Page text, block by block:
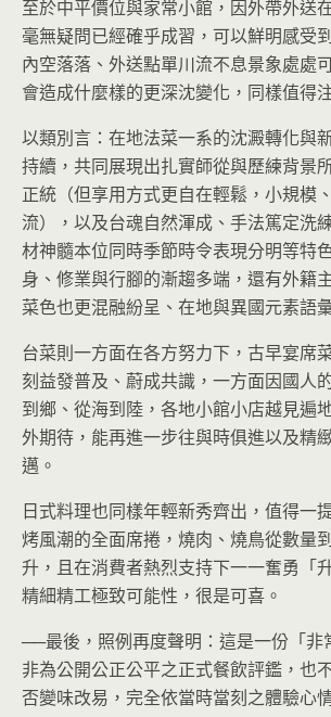
至於中平價位與家常小館，因外帶外送
毫無疑問已經確乎成習，可以鮮明感受
內空落落、外送點單川流不息景象處處
會造成什麼樣的更深沈變化，同樣值得
以類別言：在地法菜一系的沈澱轉化與
持續，共同展現出扎實師從與歷練背景
正統（但享用方式更自在輕鬆，小規模
流），以及台魂自然渾成、手法篤定洗
材神髓本位同時季節時令表現分明等特
身、修業與行腳的漸趨多端，還有外籍
菜色也更混融紛呈、在地與異國元素語
台菜則一方面在各方努力下，古早宴席
刻益發普及、蔚成共識，一方面因國人
到鄉、從海到陸，各地小館小店越見遍
外期待，能再進一步往與時俱進以及精
邁。
日式料理也同樣年輕新秀齊出，值得一
烤風潮的全面席捲，燒肉、燒鳥從數量
升，且在消費者熱烈支持下一一奮勇「
精細精工極致可能性，很是可喜。
──最後，照例再度聲明：這是一份「非
非為公開公正公平之正式餐飲評鑑，也
否變味改易，完全依當時當刻之體驗心